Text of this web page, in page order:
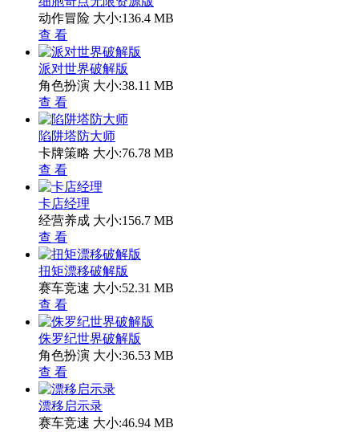
动作冒险 大小:136.4 MB
查 看
派对世界破解版
角色扮演 大小:38.11 MB
查 看
陷阱塔防大师
卡牌策略 大小:76.78 MB
查 看
卡店经理
经营养成 大小:156.7 MB
查 看
扭矩漂移破解版
赛车竞速 大小:52.31 MB
查 看
侏罗纪世界破解版
角色扮演 大小:36.53 MB
查 看
漂移启示录
赛车竞速 大小:46.94 MB